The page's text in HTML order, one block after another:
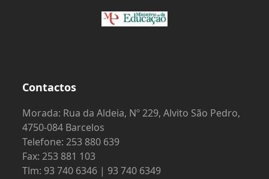
Contactos
Morada: Rua da Aldeia, Nº 229, Alvito São Pedro,
4750-084 Barcelos
Telefone: 253 880 639
Fax: 253 881 103
Tlm: 93 740 6346 | 93 740 6349